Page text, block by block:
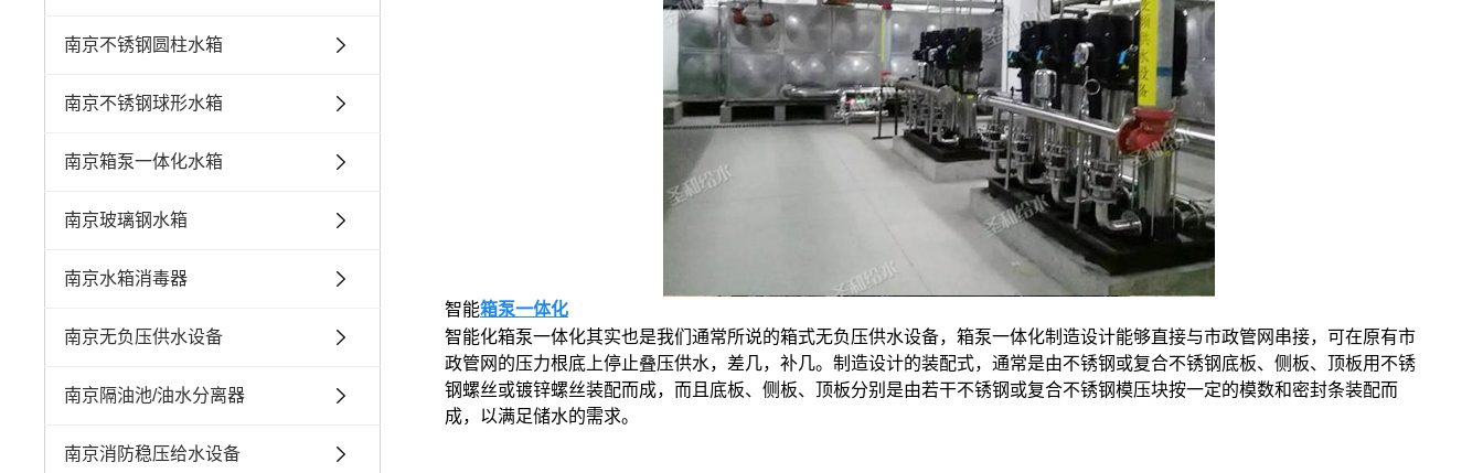
南京不锈钢圆柱水箱
南京不锈钢球形水箱
南京箱泵一体化水箱
南京玻璃钢水箱
南京水箱消毒器
南京无负压供水设备
南京隔油池/油水分离器
南京消防稳压给水设备
智能箱泵一体化
智能化箱泵一体化其实也是我们通常所说的箱式无负压供水设备，箱泵一体化制造设计能够直接与市政管网串接，可在原有市
政管网的压力根底上停止叠压供水，差几，补几。制造设计的装配式，通常是由不锈钢或复合不锈钢底板、侧板、顶板用不锈
钢螺丝或镀锌螺丝装配而成，而且底板、侧板、顶板分别是由若干不锈钢或复合不锈钢模压块按一定的模数和密封条装配而
成，以满足储水的需求。